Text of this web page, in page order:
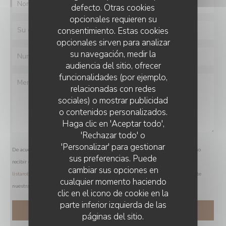
defecto. Otras cookies
opcionales requieren su
consentimiento. Estas cookies
opcionales sirven para analizar
su navegación, medir la
audiencia del sitio, ofrecer
funcionalidades (por ejemplo,
relacionadas con redes
sociales) o mostrar publicidad
o contenidos personalizados.
Haga clic en 'Aceptar todo',
'Rechazar todo' o
'Personalizar' para gestionar
sus preferencias. Puede
cambiar sus opciones en
cualquier momento haciendo
clic en el icono de cookie en la
parte inferior izquierda de las
páginas del sitio.
De acuerdo con la normativa de protección de datos, puede ejercer su derecho a no
recibir comunicaciones comerciales inscribiéndose en la Lista Robinson:
listarobinson.es
. Para más información sobre el tratamiento de sus datos, consulte
nuestra
política de privacidad.